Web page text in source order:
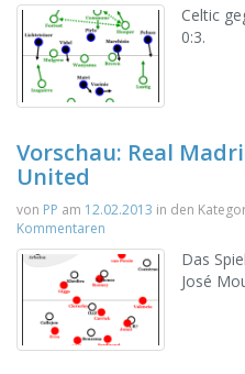
Celtic
0:3.
Vorschau: Real
United
von PP am 12.02.2013 in den
Kommentaren
Das
José